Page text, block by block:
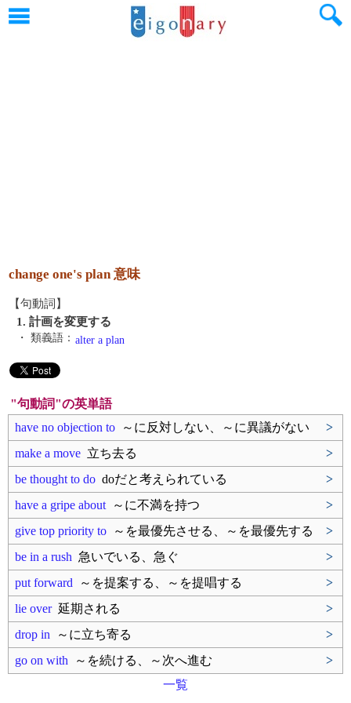
change one's plan 意味
【句動詞】
1. 計画を変更する
・ 類義語： alter a plan
"句動詞"の英単語
have no objection to ～に反対しない、～に異議がない
>
make a move 立ち去る
>
be thought to do doだと考えられている
>
have a gripe about ～に不満を持つ
>
give top priority to ～を最優先させる、～を最優先する
>
be in a rush 急いでいる、急ぐ
>
put forward ～を提案する、～を提唱する
>
lie over延期される
>
drop in ～に立ち寄る
>
go on with ～を続ける、～次へ進む
>
一覧